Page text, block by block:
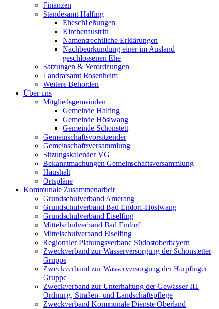
Finanzen
Standesamt Halfing
Eheschließungen
Kirchenaustritt
Namensrechtliche Erklärungen
Nachbeurkundung einer im Ausland
geschlossenen Ehe
Satzungen & Verordnungen
Landratsamt Rosenheim
Weitere Behörden
Über uns
Mitgliedsgemeinden
Gemeinde Halfing
Gemeinde Höslwang
Gemeinde Schonstett
Gemeinschaftsvorsitzender
Gemeinschaftsversammlung
Sitzungskalender VG
Bekanntmachungen Gemeinschaftsversammlung
Haushalt
Ortspläne
Kommunale Zusammenarbeit
Grundschulverband Amerang
Grundschulverband Bad Endorf-Höslwang
Grundschulverband Eiselfing
Mittelschulverband Bad Endorf
Mittelschulverband Eiselfing
Regionaler Planungsverband Südostoberbayern
Zweckverband zur Wasserversorgung der Schonstetter
Gruppe
Zweckverband zur Wasserversorgung der Harpfinger
Gruppe
Zweckverband zur Unterhaltung der Gewässer III.
Ordnung, Straßen- und Landschaftspflege
Zweckverband Kommunale Dienste Oberland